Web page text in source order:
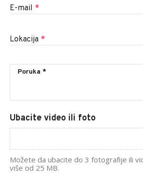
E-mail *
Lokacija *
Ubacite video ili foto
Možete da ubacite do 3 fotografije ili
više od 25 MB.